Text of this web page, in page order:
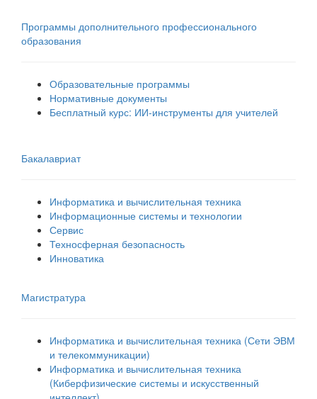
Программы дополнительного профессионального
образования
Образовательные программы
Нормативные документы
Бесплатный курс: ИИ‑инструменты для учителей
Бакалавриат
Информатика и вычислительная техника
Информационные системы и технологии
Сервис
Техносферная безопасность
Инноватика
Магистратура
Информатика и вычислительная техника (Сети ЭВМ
и телекоммуникации)
Информатика и вычислительная техника
(Киберфизические системы и искусственный